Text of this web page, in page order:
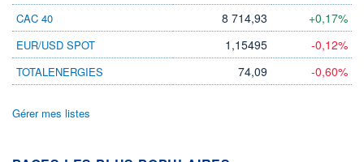
ESTIMÉ 2026
- -
DERNIER
ÉCHANGE
-
ÉLIGIBILITÉ
Non éligible
CAC 40 8 714,93 +0,17%
EUR/USD SPOT 1,15495 -0,12%
TOTALENERGIES 74,09 -0,60%
Gérer mes listes